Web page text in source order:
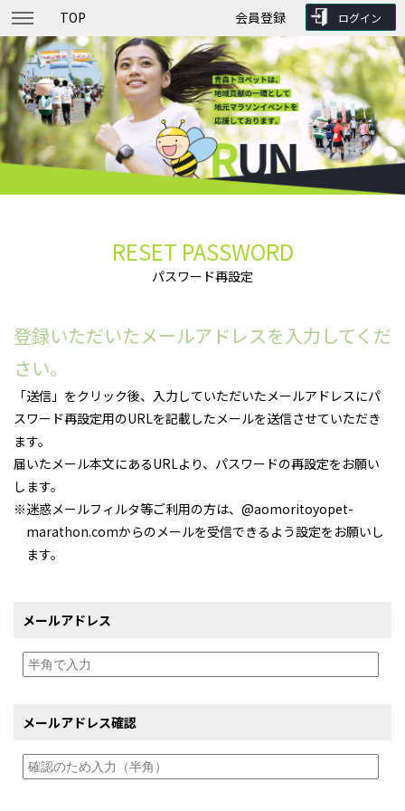
TOP ログイン
会員登録
RESET PASSWORD
パスワード再設定
登録いただいたメールアドレスを入力してくだ
さい。
「送信」をクリック後、入力していただいたメールアドレスにパ
スワード再設定用のURLを記載したメールを送信させていただき
ます。
届いたメール本文にあるURLより、パスワードの再設定をお願い
します。
※迷惑メールフィルタ等ご利用の方は、@aomoritoyopet-
marathon.comからのメールを受信できるよう設定をお願いし
ます。
メールアドレス
メールアドレス確認